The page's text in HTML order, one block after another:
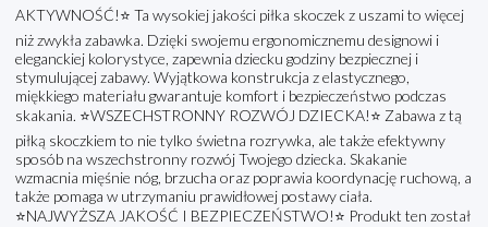
AKTYWNOŚĆ!⭐ Ta wysokiej jakości piłka skoczek z uszami to więcej
niż zwykła zabawka. Dzięki swojemu ergonomicznemu designowi i
eleganckiej kolorystyce, zapewnia dziecku godziny bezpiecznej i
stymulującej zabawy. Wyjątkowa konstrukcja z elastycznego,
miękkiego materiału gwarantuje komfort i bezpieczeństwo podczas
skakania. ⭐WSZECHSTRONNY ROZWÓJ DZIECKA!⭐ Zabawa z tą
piłką skoczkiem to nie tylko świetna rozrywka, ale także efektywny
sposób na wszechstronny rozwój Twojego dziecka. Skakanie
wzmacnia mięśnie nóg, brzucha oraz poprawia koordynację ruchową, a
także pomaga w utrzymaniu prawidłowej postawy ciała.
⭐NAJWYŻSZA JAKOŚĆ I BEZPIECZEŃSTWO!⭐ Produkt ten został